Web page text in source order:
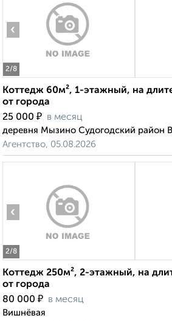
2/8
‹
Коттедж 60м², 1-этажный, на
от города
25 000 ₽ в месяц
деревня Мызино Судогодский район
Агентство, 05.08.2026
2/8
‹
Коттедж 250м², 2-этажный, на
от города
80 000 ₽ в месяц
Вишнёвая